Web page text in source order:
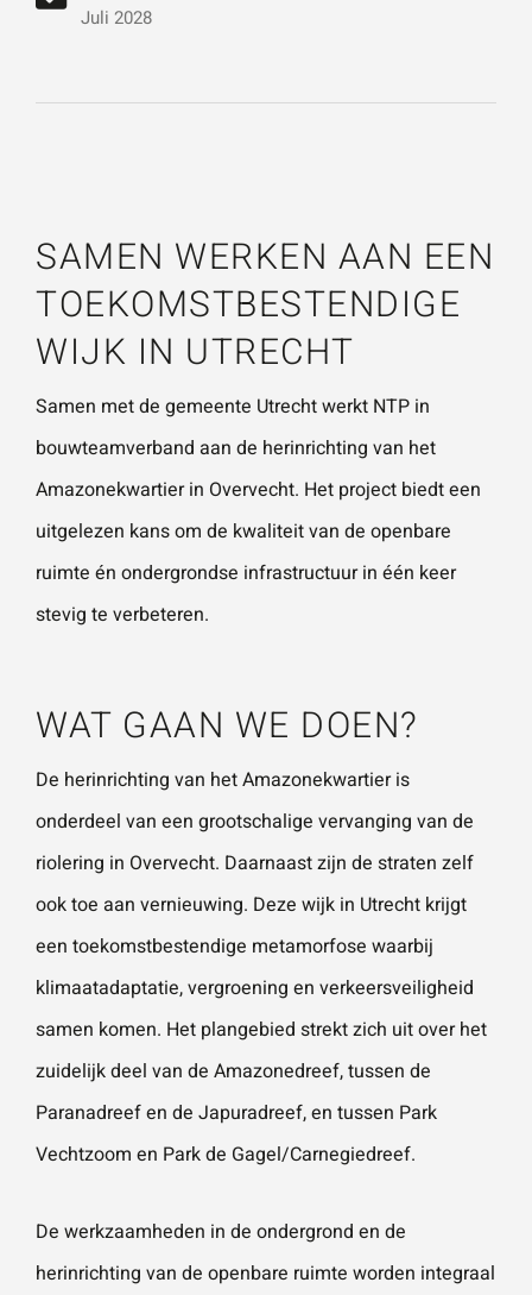
Wat is 5 + 5?*
Telefoonnummer
Vraag of opmerking
VERSTU
AANVRA
Juli 2028
SAMEN WERKEN AAN EEN
TOEKOMSTBESTENDIGE
WIJK IN UTRECHT
Samen met de gemeente Utrechtwerkt NTP in
bouwteamverband aan de herinrichting van het
Amazonekwartier in Overvecht. Het project biedt een
uitgelezen kans om de kwaliteit van de openbare
ruimte én ondergrondse infrastructuur in één keer
stevig te verbeteren.
WAT GAAN WE DOEN?
De herinrichting van het Amazonekwartier is
onderdeel van een grootschalige vervanging van de
riolering in Overvecht. Daarnaast zijn de straten zelf
ook toe aan vernieuwing. Deze wijk in Utrecht krijgt
een toekomstbestendige metamorfose waarbij
klimaatadaptatie, vergroening en verkeersveiligheid
samen komen. Het plangebied strekt zich uit over het
zuidelijk deel van de Amazonedreef, tussen de
Paranadreef en de Japuradreef, en tussen Park
Vechtzoom en Park de Gagel/Carnegiedreef.
De werkzaamheden in de ondergrond en de
herinrichting van de openbare ruimte worden integraal